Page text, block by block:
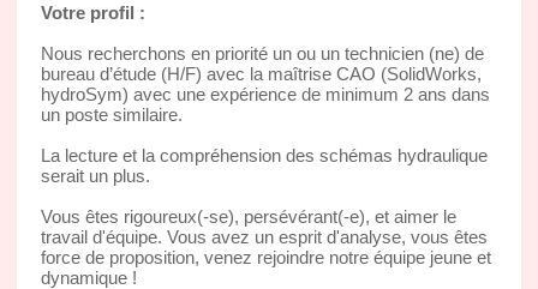
Votre profil :
Nous recherchons en priorité un ou un technicien (ne) de
bureau d’étude (H/F) avec la maîtrise CAO (SolidWorks,
hydroSym) avec une expérience de minimum 2 ans dans
un poste similaire.
La lecture et la compréhension des schémas hydraulique
serait un plus.
Vous êtes rigoureux(-se), persévérant(-e), et aimer le
travail d'équipe. Vous avez un esprit d'analyse, vous êtes
force de proposition, venez rejoindre notre équipe jeune et
dynamique !